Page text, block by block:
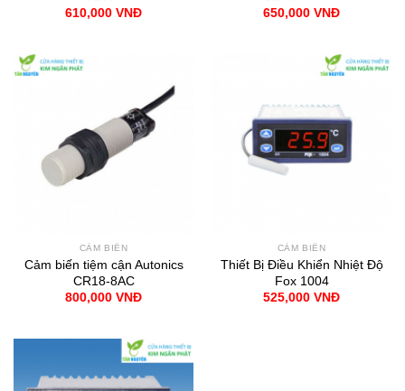
610,000 VNĐ 650,000 VNĐ
CẢM BIẾN
Cảm biến tiệm cận Autonics
CR18-8AC
800,000 VNĐ
CẢM BIẾN
Thiết Bị Điều Khiển Nhiệt Độ
Fox 1004
525,000 VNĐ